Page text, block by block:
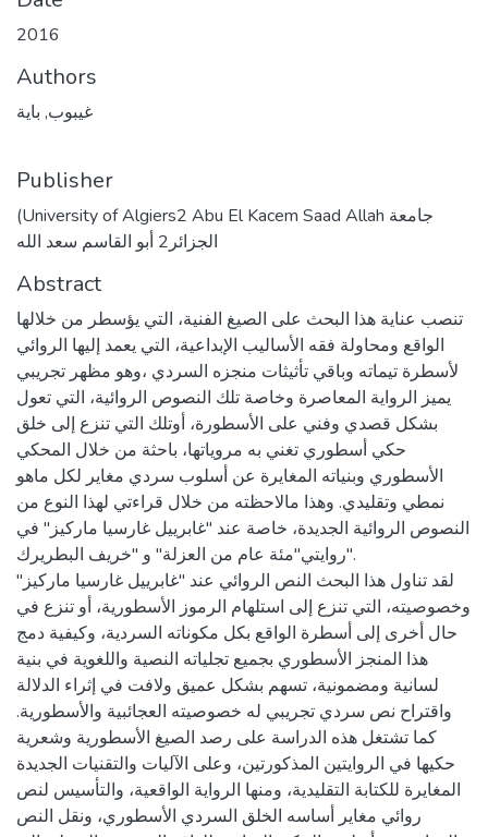
2016
Authors
غيبوب, باية
Publisher
(University of Algiers2 Abu El Kacem Saad Allah جامعة
الجزائر2 أبو القاسم سعد الله
Abstract
تنصب عناية هذا البحث على الصيغ الفنية، التي يؤسطر من خلالها
الواقع ومحاولة فقه الأساليب الإبداعية، التي يعمد إليها الروائي
لأسطرة تيماته وباقي تأثيثات منجزه السردي ،وهو مظهر تجريبي
يميز الرواية المعاصرة وخاصة تلك النصوص الروائية، التي تعول
بشكل قصدي وفني على الأسطورة، أوتلك التي تنزع إلى خلق
حكي أسطوري تغني به مروياتها، باحثة من خلال المحكي
الأسطوري وبنياته المغايرة عن أسلوب سردي مغاير لكل ماهو
نمطي وتقليدي. وهذا مالاحظته من خلال قراءتي لهذا النوع من
النصوص الروائية الجديدة، خاصة عند "غابرييل غارسيا ماركيز" في
روايتي"مئة عام من العزلة" و "خريف البطريرك".
لقد تناول هذا البحث النص الروائي عند "غابرييل غارسيا ماركيز"
وخصوصيته، التي تنزع إلى استلهام الرموز الأسطورية، أو تنزع في
حال أخرى إلى أسطرة الواقع بكل مكوناته السردية، وكيفية دمج
هذا المنجز الأسطوري بجميع تجلياته النصية واللغوية في بنية
لسانية ومضمونية، تسهم بشكل عميق ولافت في إثراء الدلالة
واقتراح نص سردي تجريبي له خصوصيته العجائبية والأسطورية.
كما تشتغل هذه الدراسة على رصد الصيغ الأسطورية وشعرية
حكيها في الروايتين المذكورتين، وعلى الآليات والتقنيات الجديدة
المغايرة للكتابة التقليدية، ومنها الرواية الواقعية، والتأسيس لنص
روائي مغاير أساسه الخلق السردي الأسطوري، ونقل النص